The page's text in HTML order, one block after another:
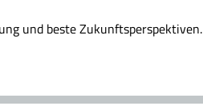
und beste Zukunftsperspektiven.